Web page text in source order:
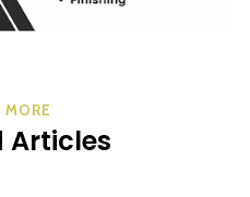
MORE
Articles